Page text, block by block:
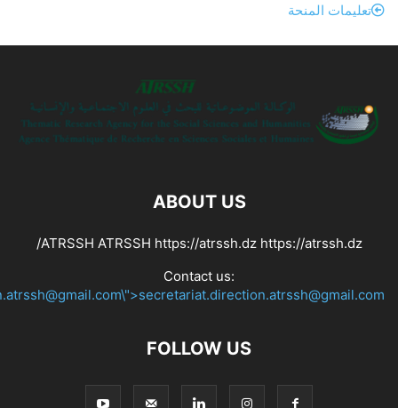
تعليمات المنحة
ABOUT US
ATRSSH ATRSSH https://atrssh.dz https://atrssh.dz/
Contact us:
FOLLOW US